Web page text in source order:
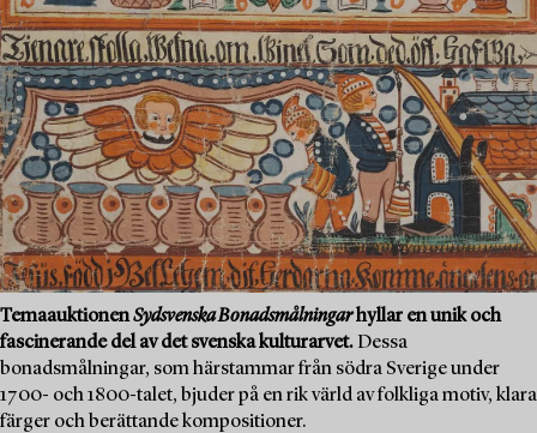
TemaauktionenSydsvenska Bonadsmålningarhyllar en unik och
fascinerande del av det svenska kulturarvet. Dessa
bonadsmålningar, som härstammar från södra Sverige under
1700- och 1800-talet, bjuder på en rik värld av folkliga motiv, klara
färger och berättande kompositioner.